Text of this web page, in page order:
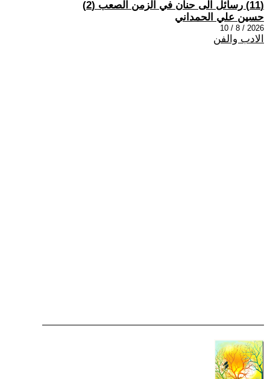
(11) رسائل الى حنان في الزمن الصعب (2)
حسين علي الحمداني
2026 / 8 / 10
الادب والفن